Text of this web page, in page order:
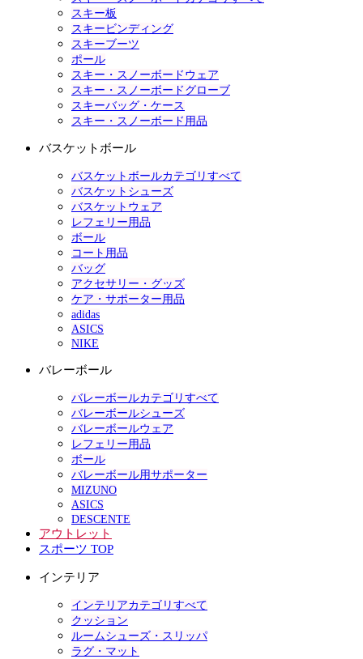
スキー板
スキービンディング
スキーブーツ
ポール
スキー・スノーボードウェア
スキー・スノーボードグローブ
スキーバッグ・ケース
スキー・スノーボード用品
バスケットボール
バスケットボールカテゴリすべて
バスケットシューズ
バスケットウェア
レフェリー用品
ボール
コート用品
バッグ
アクセサリー・グッズ
ケア・サポーター用品
adidas
ASICS
NIKE
バレーボール
バレーボールカテゴリすべて
バレーボールシューズ
バレーボールウェア
レフェリー用品
ボール
バレーボール用サポーター
MIZUNO
ASICS
DESCENTE
アウトレット
スポーツ TOP
インテリア
インテリアカテゴリすべて
クッション
ルームシューズ・スリッパ
ラグ・マット